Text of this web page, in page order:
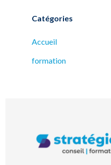
Catégories
Accueil
formation